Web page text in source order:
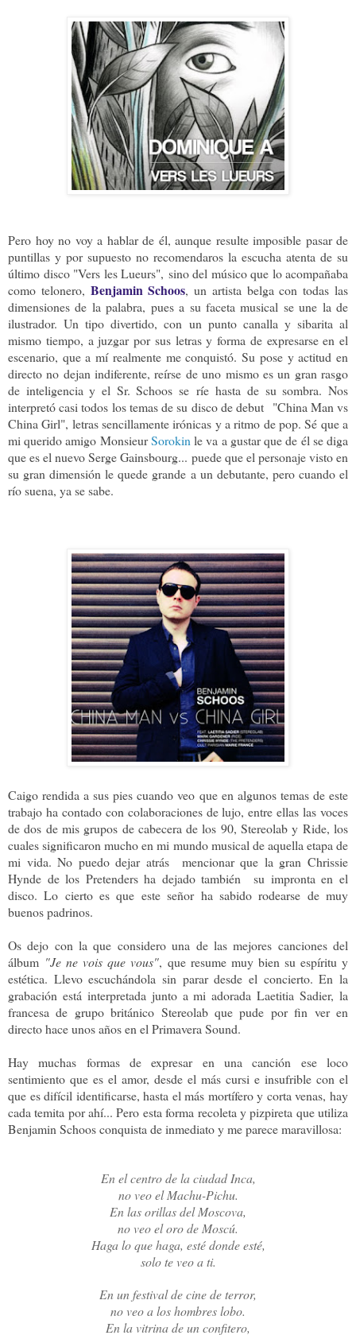
Pero hoy no voy a hablar de él, aunque resulte imposible pasar de
puntillas y por supuesto no recomendaros la escucha atenta de su
último disco "Vers les Lueurs", sino del músico que lo acompañaba
como telonero, Benjamin Schoos, un artista belga con todas las
dimensiones de la palabra, pues a su faceta musical se une la de
ilustrador. Un tipo divertido, con un punto canalla y sibarita al
mismo tiempo, a juzgar por sus letras y forma de expresarse en el
escenario, que a mí realmente me conquistó. Su pose y actitud en
directo no dejan indiferente, reírse de uno mismo es un gran rasgo
de inteligencia y el Sr. Schoos se ríe hasta de su sombra. Nos
interpretó casi todos los temas de su disco de debut "China Man vs
China Girl", letras sencillamente irónicas y a ritmo de pop. Sé que a
mi querido amigo MonsieurSorokin le va a gustar que de él se diga
que es el nuevo Serge Gainsbourg... puede que el personaje visto en
su gran dimensión le quede grande a un debutante, pero cuando el
río suena, ya se sabe.
Caigo rendida a sus pies cuando veo que en algunos temas de este
trabajo ha contado con colaboraciones de lujo, entre ellas las voces
de dos de mis grupos de cabecera de los 90, Stereolab y Ride, los
cuales significaron mucho en mi mundo musical de aquella etapa de
mi vida. No puedo dejar atrás mencionar que la gran Chrissie
Hynde de los Pretenders ha dejado también su impronta en el
disco.Lo cierto es que este señor ha sabido rodearse de muy
buenos padrinos.
Os dejo con la que considero una de las mejores canciones del
álbum "Je ne vois que vous", que resume muy bien su espíritu y
estética. Llevo escuchándola sin parar desde el concierto. En la
grabación está interpretada junto a mi adorada Laetitia Sadier, la
francesa de grupo británico Stereolab que pude por fin ver en
directo hace unos años en el Primavera Sound.
Hay muchas formas de expresar en una canción ese loco
sentimiento que es el amor, desde el más cursi e insufrible con el
que es difícil identificarse, hasta el más mortífero y corta venas, hay
cada temita por ahí... Pero esta forma recoleta y pizpireta que utiliza
Benjamin Schoos conquista de inmediato y me parece maravillosa:
En el centro de la ciudad Inca,
no veo el Machu-Pichu.
En las orillas del Moscova,
no veo el oro de Moscú.
Haga lo que haga, esté donde esté,
solo te veo a ti.
En un festival de cine de terror,
no veo a los hombres lobo.
En la vitrina de un confitero,